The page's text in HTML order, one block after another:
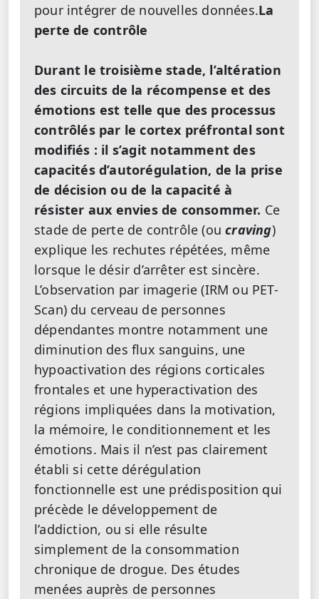
pour intégrer de nouvelles données.La
perte de contrôle
Durant le troisième stade, l’altération
des circuits de la récompense et des
émotions est telle que des processus
contrôlés par le cortex préfrontal sont
modifiés : il s’agit notamment des
capacités d’autorégulation, de la prise
de décision ou de la capacité à
résister aux envies de consommer. Ce
stade de perte de contrôle (oucraving)
explique les rechutes répétées, même
lorsque le désir d’arrêter est sincère.
L’observation par imagerie (IRM ou PET-
Scan) du cerveau de personnes
dépendantes montre notamment une
diminution des flux sanguins, une
hypoactivation des régions corticales
frontales et une hyperactivation des
régions impliquées dans la motivation,
la mémoire, le conditionnement et les
émotions. Mais il n’est pas clairement
établi si cette dérégulation
fonctionnelle est une prédisposition qui
précède le développement de
l’addiction, ou si elle résulte
simplement de la consommation
chronique de drogue. Des études
menées auprès de personnes